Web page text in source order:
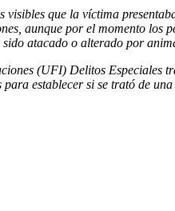
que la víctima
aunque por el momento
atacado o alterado por
(UFI) Delitos
establecer si se trató de